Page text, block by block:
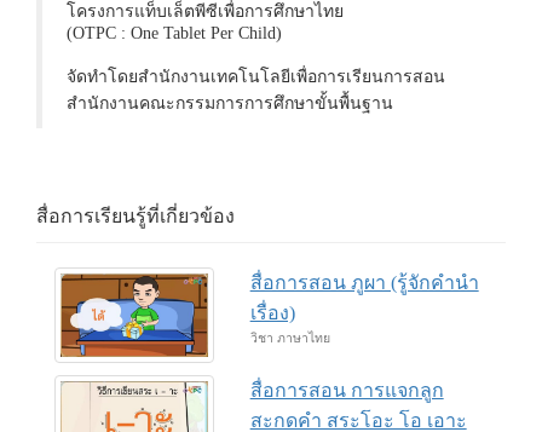
โครงการแท็บเล็ตพีซีเพื่อการศึกษาไทย
(OTPC : One Tablet Per Child)
จัดทำโดยสำนักงานเทคโนโลยีเพื่อการเรียนการสอน
สำนักงานคณะกรรมการการศึกษาขั้นพื้นฐาน
สื่อการเรียนรู้ที่เกี่ยวข้อง
สื่อการสอน ภูผา (รู้จักคำนำ
เรื่อง)
วิชา ภาษาไทย
สื่อการสอน การแจกลูก
สะกดคำ สระโอะ โอ เอาะ